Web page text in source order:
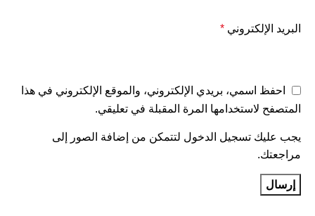
البريد الإلكتروني *
احفظ اسمي، بريدي الإلكتروني، والموقع الإلكتروني في هذا
المتصفح لاستخدامها المرة المقبلة في تعليقي.
يجب عليك تسجيل الدخول لتتمكن من إضافة الصور إلى
مراجعتك.